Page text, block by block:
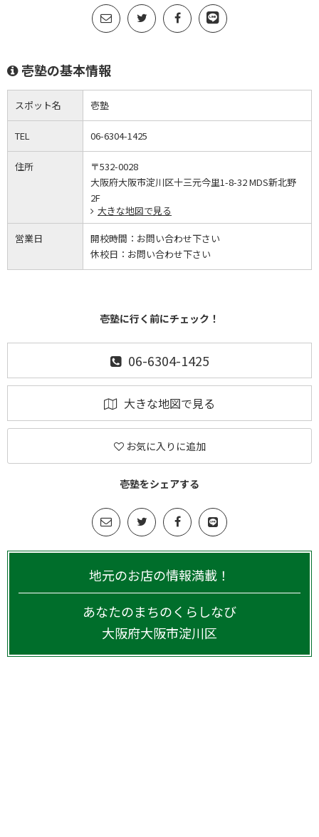
壱塾の基本情報
スポット名 壱塾
TEL 06-6304-1425
住所
〒532-0028
大阪府大阪市淀川区十三元今里1-8-32 MDS新北野
2F
大きな地図で見る
営業日 開校時間： お問い合わせ下さい
休校日： お問い合わせ下さい
壱塾に行く前にチェック！
06-6304-1425
大きな地図で見る
お気に入りに追加
壱塾をシェアする
地元のお店の情報満載！
あなたのまちのくらしなび
大阪府大阪市淀川区